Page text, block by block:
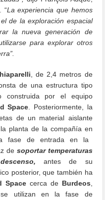
“La experiencia que hemos
de la exploración espacial
la nueva generación de
para explorar otros
, de 2,4 metros de
de una estructura tipo
construida por el equipo
Space . Posteriormente, la
de un material aislante
planta de la compañía en
fase de entrada en la
de soportar temperaturas
antes de su
posterior, que también ha
Spacecerca de Burdeos
se utilizan en la fase de